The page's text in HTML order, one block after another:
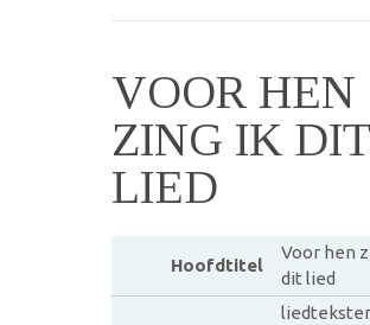
VOOR HEN
ZING IK DIT
LIED
Hoofdtitel
Voor hen
dit lied